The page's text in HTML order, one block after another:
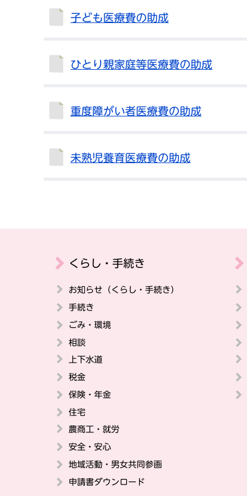
子ども医療費の助成
ひとり親家庭等医療費の助成
重度障がい者医療費の助成
未熟児養育医療費の助成
くらし・手続き
お知らせ（くらし・手続き）
手続き
ごみ・環境
相談
上下水道
税金
保険・年金
住宅
農商工・就労
安全・安心
地域活動・男女共同参画
申請書ダウンロード